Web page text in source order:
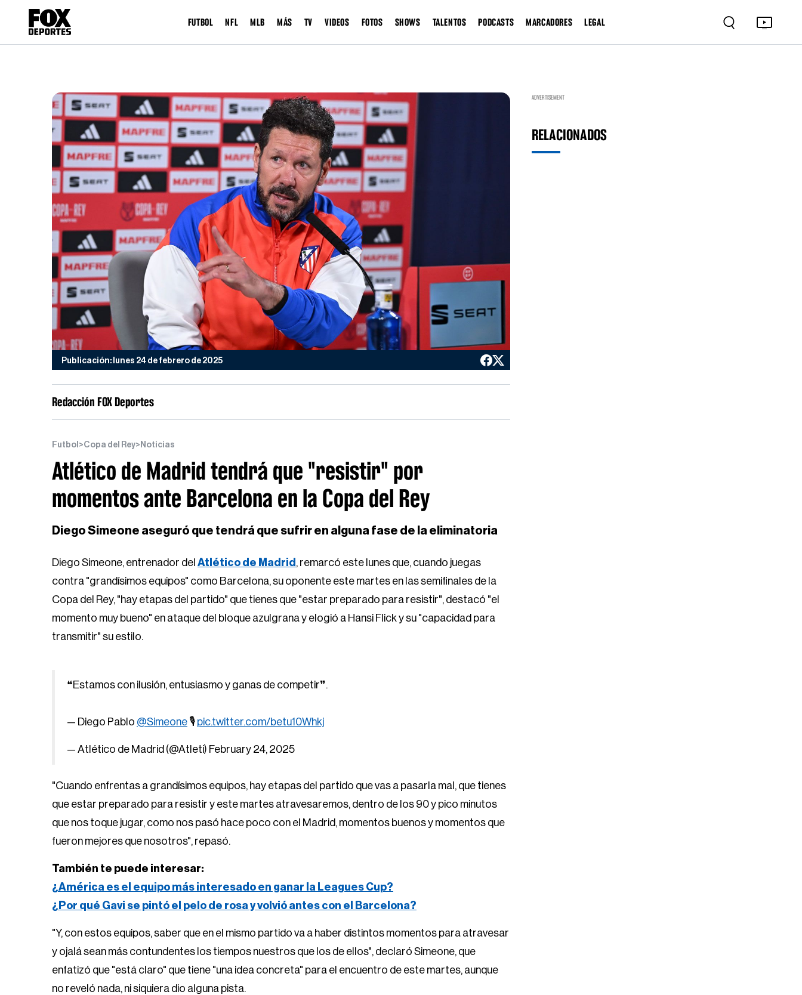
FUTBOL NFL MLB MÁS TV VIDEOS FOTOS SHOWS TALENTOS PODCASTS MARCADORES LEGAL
Publicación: lunes 24 de febrero de 2025
Redacción FOX Deportes
Futbol >Copa del Rey> Noticias
Atlético de Madrid tendrá que "resistir" por
momentos ante Barcelona en la Copa del Rey
Diego Simeone aseguró que tendrá que sufrir en alguna fase de la eliminatoria
Diego Simeone, entrenador del Atlético de Madrid , remarcó este lunes que, cuando juegas
contra "grandísimos equipos" como Barcelona, su oponente este martes en las semifinales de la
Copa del Rey, "hay etapas del partido" que tienes que "estar preparado para resistir", destacó "el
momento muy bueno" en ataque del bloque azulgrana y elogió a Hansi Flick y su "capacidad para
transmitir" su estilo.
❝Estamos con ilusión, entusiasmo y ganas de competir❞.
— Diego Pablo @Simeone 🎙 pic.twitter.com/betu10Whkj
— Atlético de Madrid (@Atleti) February 24, 2025
"Cuando enfrentas a grandísimos equipos, hay etapas del partido que vas a pasarla mal, que tienes
que estar preparado para resistir y este martes atravesaremos, dentro de los 90 y pico minutos
que nos toque jugar, como nos pasó hace poco con el Madrid, momentos buenos y momentos que
fueron mejores que nosotros", repasó.
También te puede interesar:
¿América es el equipo más interesado en ganar la Leagues Cup?
¿Por qué Gavi se pintó el pelo de rosa y volvió antes con el Barcelona?
"Y, con estos equipos, saber que en el mismo partido va a haber distintos momentos para atravesar
y ojalá sean más contundentes los tiempos nuestros que los de ellos", declaró Simeone, que
enfatizó que "está claro" que tiene "una idea concreta" para el encuentro de este martes, aunque
no reveló nada, ni siquiera dio alguna pista.
ADVERTISEMENT
RELACIONADOS